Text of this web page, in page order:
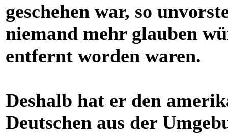
geschehen war, so
niemand mehr glauben
entfernt worden waren.
Deshalb hat er den
Deutschen aus der